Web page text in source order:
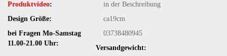
Produktvideo:
in der Beschreibung
Design Größe:
ca19cm
bei Fragen Mo-Samstag
11.00-21.00 Uhr:
03738480945
Versandgewicht: